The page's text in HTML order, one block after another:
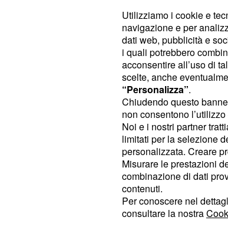
Dovrete essere voi stessi
trasformazioni possano
della settimana sarà più
seguito recupererete.
Gemelli:siete tra i segni
novembre. Non
preoccupazioni che vi
presi dal lavoro , il partner
Utilizziamo i cookie e
navigazione e per
dati web, pubblicità e
i quali potrebbero
acconsentire all’uso di
scelte, anche
“Personalizza”.
Chiudendo questo
non consentono
Noi e i nostri partner
limitati per la selezione
personalizzata. Creare
Misurare le prestazioni
combinazione di dati
contenuti.
Per conoscere nel
consultare la nostra